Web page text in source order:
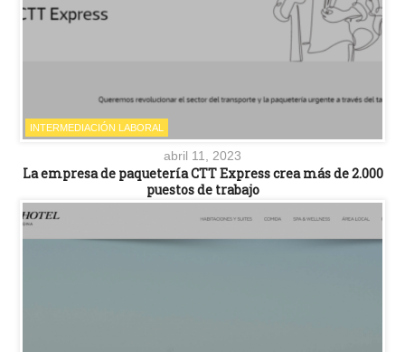
INTERMEDIACIÓN LABORAL
abril 11, 2023
La empresa de paquetería CTT Express crea más de 2.000
puestos de trabajo